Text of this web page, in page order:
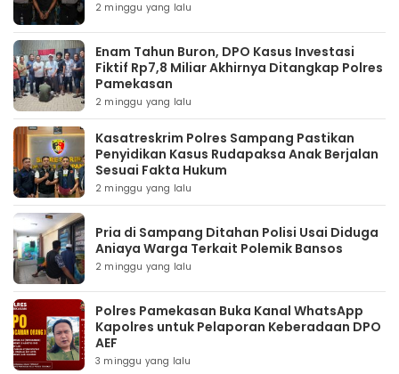
2 minggu yang lalu
Enam Tahun Buron, DPO Kasus Investasi
Fiktif Rp7,8 Miliar Akhirnya Ditangkap Polres
Pamekasan
2 minggu yang lalu
Kasatreskrim Polres Sampang Pastikan
Penyidikan Kasus Rudapaksa Anak Berjalan
Sesuai Fakta Hukum
2 minggu yang lalu
Pria di Sampang Ditahan Polisi Usai Diduga
Aniaya Warga Terkait Polemik Bansos
2 minggu yang lalu
Polres Pamekasan Buka Kanal WhatsApp
Kapolres untuk Pelaporan Keberadaan DPO
AEF
3 minggu yang lalu